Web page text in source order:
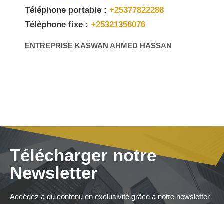
Téléphone portable : +25377822288
Téléphone fixe : +25321356076
ENTREPRISE KASWAN AHMED HASSAN
Télécharger notre
Newsletter
Accédez à du contenu en exclusivité grâce à notre newsletter